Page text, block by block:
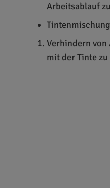
Arbeitsablauf
Verhindern von
mit der Tinte